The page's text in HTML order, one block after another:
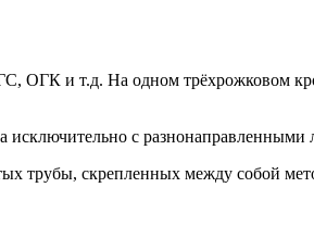
и т.д. На одном трёхрожковом
исключительно с
трубы, скрепленных между собой